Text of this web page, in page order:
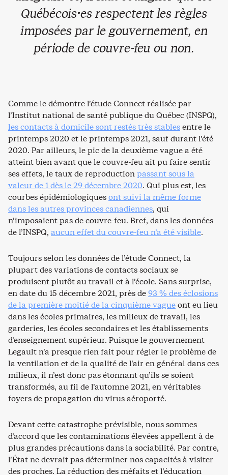
Québécois·es respectent les règles
imposées par le gouvernement, en
période de couvre-feu ou non.
Comme le démontre l’étude Connect réalisée par
l’Institut national de santé publique du Québec (INSPQ),
les contacts à domicile sont restés très stablesentre le
printemps 2020 et le printemps 2021, sauf durant l’été
2020. Par ailleurs, le pic de la deuxième vague a été
atteint bien avant que le couvre-feu ait pu faire sentir
ses effets, le taux de reproductionpassant sous la
valeur de 1 dès le 29 décembre 2020. Qui plus est, les
courbes épidémiologiquesont suivi la même forme
dans les autres provinces canadiennes, qui
n’imposaient pas de couvre-feu. Bref, dans les données
de l’INSPQ, aucun effet du couvre-feu n’a été visible.
Toujours selon les données de l’étude Connect, la
plupart des variations de contacts sociaux se
produisent plutôt au travail et à l’école. Sans surprise,
en date du 15 décembre 2021, près de93 % des éclosions
de la première moitié de la cinquième vagueont eu lieu
dans les écoles primaires, les milieux de travail, les
garderies, les écoles secondaires et les établissements
d’enseignement supérieur. Puisque le gouvernement
Legault n’a presque rien fait pour régler le problème de
la ventilation et de la qualité de l’air en général dans ces
milieux, il n’est donc pas étonnant qu’ils se soient
transformés, au fil de l’automne 2021, en véritables
foyers de propagation du virus aéroporté.
Devant cette catastrophe prévisible, nous sommes
d’accord que les contaminations élevées appellent à de
plus grandes précautions dans la sociabilité. Par contre,
l’État ne devrait pas déterminer nos capacités à visiter
des proches. La réduction des méfaits et l’éducation